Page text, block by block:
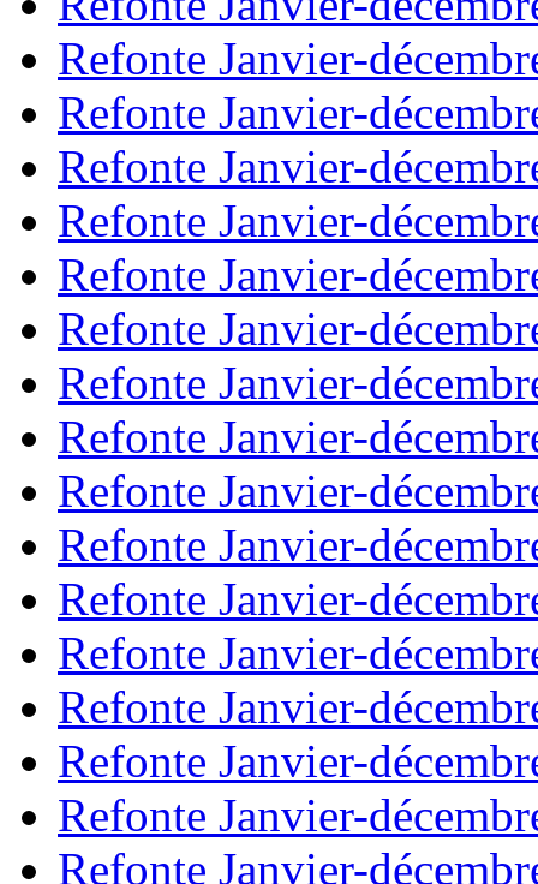
Refonte Janvier-
Refonte Janvier-
Refonte Janvier-
Refonte Janvier-
Refonte Janvier-
Refonte Janvier-
Refonte Janvier-
Refonte Janvier-
Refonte Janvier-
Refonte Janvier-
Refonte Janvier-
Refonte Janvier-
Refonte Janvier-
Refonte Janvier-
Refonte Janvier-
Refonte Janvier-